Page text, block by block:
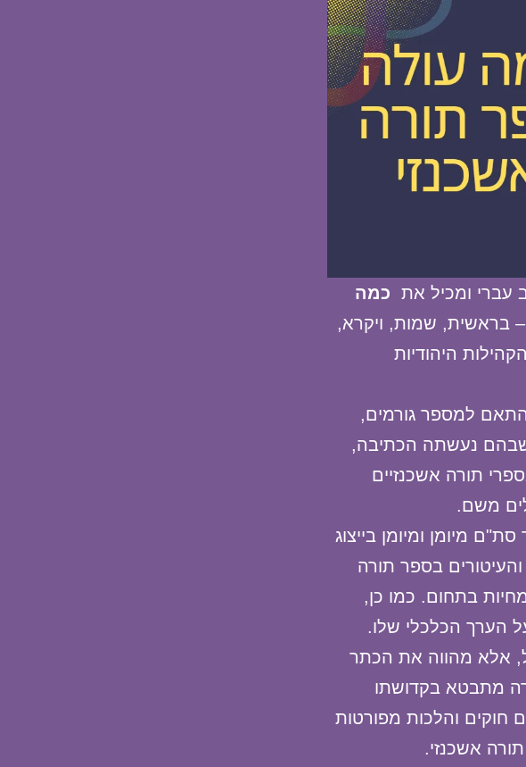
עברי ומכיל את כמה
בראשית, שמות, ויקרא,
היהודיות
למספר גורמים,
שבהם נעשתה הכתיבה,
תורה אשכנזיים
משם.
מיומן ומיומן בייצוג
בספר תורה
בתחום. כמו כן,
הערך הכלכלי שלו.
אלא מהווה את הכתר
מתבטא בקדושתו
חוקים והלכות מפורטות
אשכנזי.